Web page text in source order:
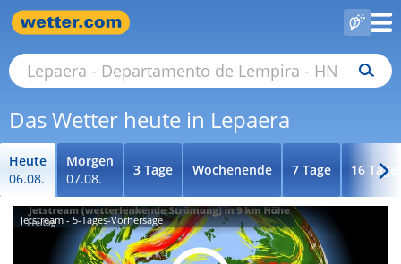
Das Wetter heute in Lepaera
Heute
06.08.
Morgen
07.08.
3 Tage Wochenende 7 Tage 16 Tage
Jetstream - 5-Tages-Vorhersage